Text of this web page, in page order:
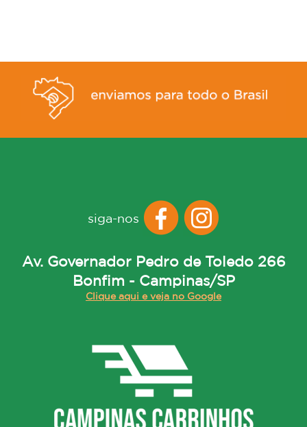
siga-nos
Av. Governador Pedro de Toledo 266
Bonfim - Campinas/SP
Clique aqui e veja no Google